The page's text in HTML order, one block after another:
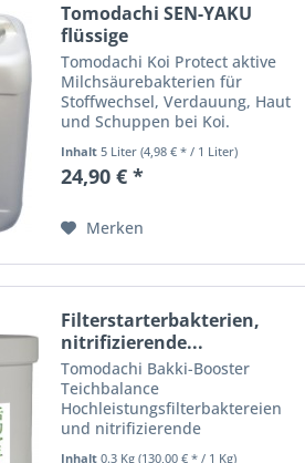
Tomodachi SEN-YAKU
flüssige
Bakterienkulturen...
Tomodachi Koi Protect aktive
Milchsäurebakterien für
Stoffwechsel, Verdauung, Haut
und Schuppen bei Koi.
Tomodachi aktive
Milchsäurebakterien,
Einzelfuttermittel zum
Tomodachi Koi Protect
Milchsäurebakterien...
Inhalt5 Liter(4,98 € * / 1 Liter)
24,90 € *
Merken
Filterstarterbakterien,
nitrifizierende...
Tomodachi Bakki-Booster
Teichbalance
Hochleistungsfilterbaktereien
und nitrifizierende
Inhalt0.3 Kg(130,00 € * / 1 Kg)